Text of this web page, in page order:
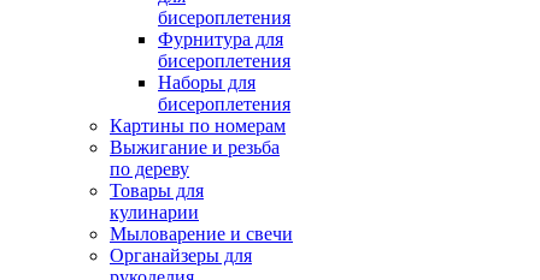
бисероплетения
Фурнитура для
бисероплетения
Наборы для
бисероплетения
Картины по номерам
Выжигание и резьба
по дереву
Товары для
кулинарии
Мыловарение и свечи
Органайзеры для